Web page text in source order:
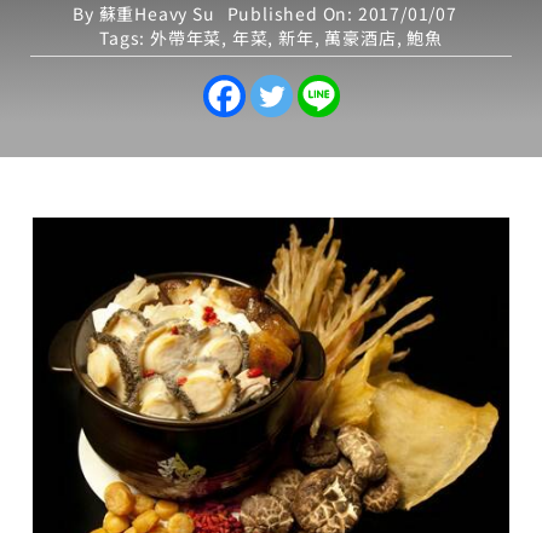
By 蘇重Heavy Su
Published On: 2017/01/07
Tags:外帶年菜, 年菜,新年, 萬豪酒店,鮑魚